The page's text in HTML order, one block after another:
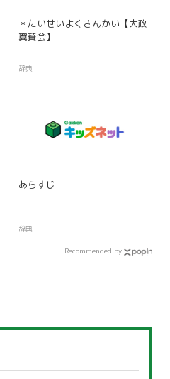
＊たいせいよくさんかい【大政
翼賛会】
辞典
あらすじ
辞典
Recommended by